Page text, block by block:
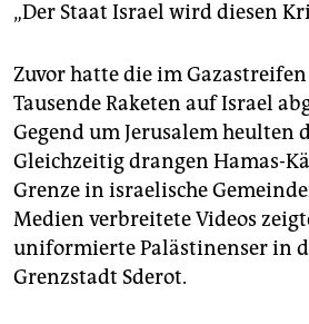
„Der Staat Israel wird diesen
Zuvor hatte die im
Tausende Raketen auf Israel
Gegend um Jerusalem heulten
Gleichzeitig drangen Hamas-
Grenze in israelische
Medien verbreitete Videos
uniformierte Palästinenser in
Grenzstadt Sderot.